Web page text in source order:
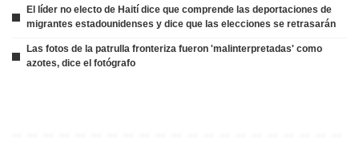
El líder no electo de Haití dice que comprende las deportaciones de
migrantes estadounidenses y dice que las elecciones se retrasarán
Las fotos de la patrulla fronteriza fueron 'malinterpretadas' como
azotes, dice el fotógrafo